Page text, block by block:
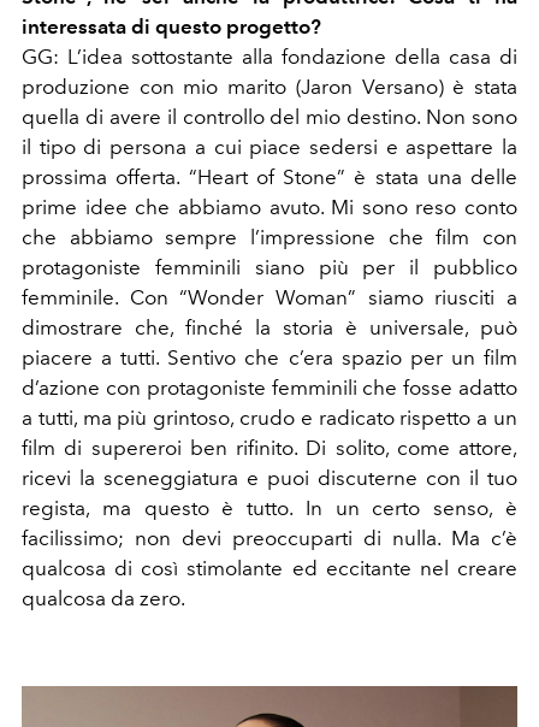
interessata di questo progetto?
GG: L’idea sottostante alla fondazione della casa di
produzione con mio marito (Jaron Versano) è stata
quella di avere il controllo del mio destino. Non sono
il tipo di persona a cui piace sedersi e aspettare la
prossima offerta. “Heart of Stone” è stata una delle
prime idee che abbiamo avuto. Mi sono reso conto
che abbiamo sempre l’impressione che film con
protagoniste femminili siano più per il pubblico
femminile. Con“Wonder Woman” siamo riusciti a
dimostrare che, finché la storia è universale, può
piacere a tutti. Sentivo che c’era spazio per un film
d’azione con protagoniste femminili che fosse adatto
a tutti, ma più grintoso, crudo e radicato rispetto a un
film di supereroi ben rifinito. Di solito, come attore,
ricevi la sceneggiatura e puoi discuterne con il tuo
regista, ma questo è tutto. In un certo senso, è
facilissimo; non devi preoccuparti di nulla. Ma c’è
qualcosa di così stimolante ed eccitante nel creare
qualcosa da zero.